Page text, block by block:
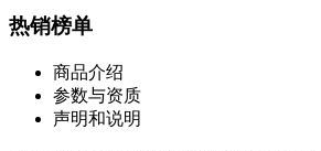
热销榜单
商品介绍
参数与资质
声明和说明